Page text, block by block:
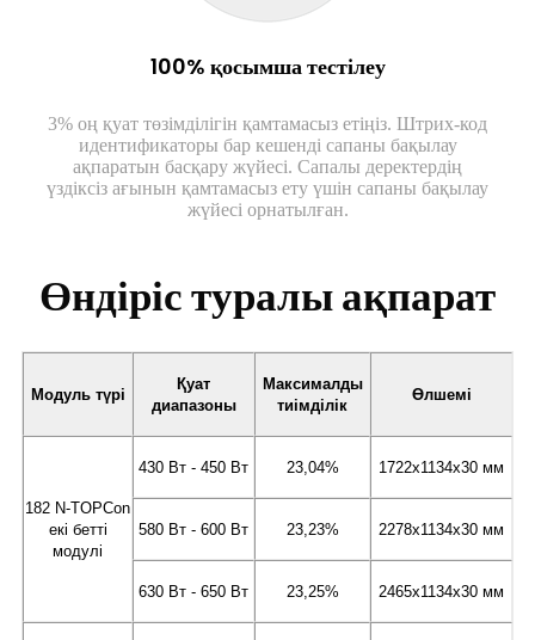
100% қосымша тестілеу
3% оң қуат төзімділігін қамтамасыз етіңіз. Штрих-код
идентификаторы бар кешенді сапаны бақылау
ақпаратын басқару жүйесі. Сапалы деректердің
үздіксіз ағынын қамтамасыз ету үшін сапаны бақылау
жүйесі орнатылған.
Өндіріс туралы ақпарат
Модуль түрі
Қуат
диапазоны
Максималды
тиімділік
Өлшемі
182 N-TOPCon
екі бетті
модулі
430 Вт - 450 Вт 23,04% 1722x1134x30 мм
580 Вт - 600 Вт 23,23% 2278x1134x30 мм
630 Вт - 650 Вт 23,25% 2465x1134x30 мм